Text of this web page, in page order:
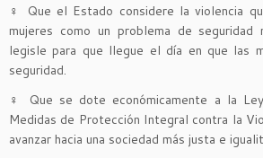
♀
Que el Estado considere la violencia
mujeres como un problema de seguridad
legisle para que llegue el día en que las
seguridad.
♀
Que se dote económicamente a la
Medidas de Protección Integral contra la
avanzar hacia una sociedad más justa e